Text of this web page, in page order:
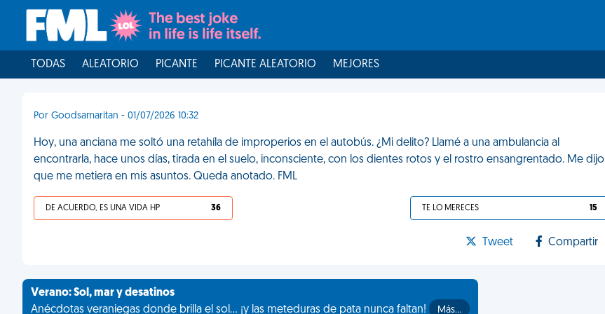
TODAS ALEATORIO PICANTE PICANTE ALEATORIO MEJORES
Por Goodsamaritan - 01/07/2026 10:32
Hoy, una anciana me soltó una retahíla de improperios en el autobús. ¿Mi delito? Llamé a una ambulancia al
encontrarla, hace unos días, tirada en el suelo, inconsciente, con los dientes rotos y el rostro ensangrentado. Me dijo
que me metiera en mis asuntos. Queda anotado. FML
DE ACUERDO, ES UNA VIDA HP 36 TE LO MERECES 15
Tweet Compartir
Verano: Sol, mar y desatinos
Anécdotas veraniegas donde brilla el sol... ¡y las meteduras de pata nunca faltan!
Más…